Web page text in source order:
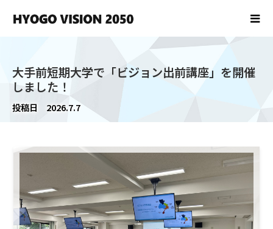
大手前短期大学で「ビジョン出前講座」を開催
しました！
投稿日 2026.7.7